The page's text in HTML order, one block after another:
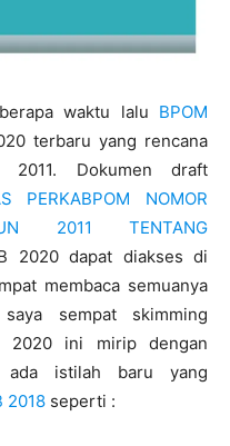
waktu lalu BPOM
terbaru yang rencana
2011. Dokumen draft
PERKABPOM NOMOR
2011 TENTANG
2020 dapat diakses di
membaca semuanya
sempat skimming
2020 ini mirip dengan
ada istilah baru yang
2018 seperti :